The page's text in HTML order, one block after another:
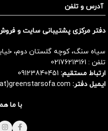
آدرس و تلفن
دفتر مرکزی پشتیبانی سایت و
سیاه سنگ، کوچه گلستان دوم، خیابان
تلفن : 02176213161
ارتباط مستقیم: 09123840451
ایمیل دفتر:
با ما